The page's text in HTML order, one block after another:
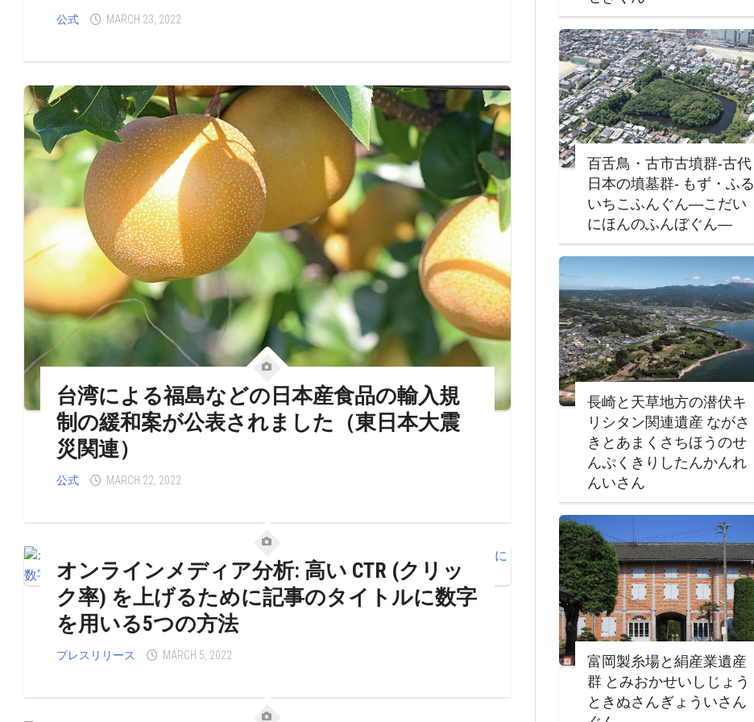
公式 MARCH 23, 2022
台湾による福島などの日本産食品の輸入規
制の緩和案が公表されました（東日本大震
災関連）
公式 MARCH 22, 2022
オンラインメディア分析: 高い CTR (クリッ
ク率) を上げるために記事のタイトルに数字
を用いる5つの方法
プレスリリース MARCH 5, 2022
百舌鳥・古市古墳群‐古代
日本の墳墓群‐ もず・ふる
いちこふんぐん―こだい
にほんのふんぼぐん―
長崎と天草地方の潜伏キ
リシタン関連遺産 ながさ
きとあまくさちほうのせ
んぷくきりしたんかんれ
んいさん
富岡製糸場と絹産業遺産
群 とみおかせいしじょう
ときぬさんぎょういさん